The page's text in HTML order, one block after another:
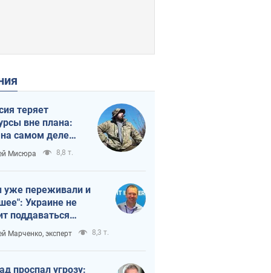
теряет
вне плана:
на самом деле
темп войны
Мисюра 8,8 т.
переживали и
Украине не
поддаваться
из-за
террора
Марченко, эксперт 8,3 т.
проспал угрозу: